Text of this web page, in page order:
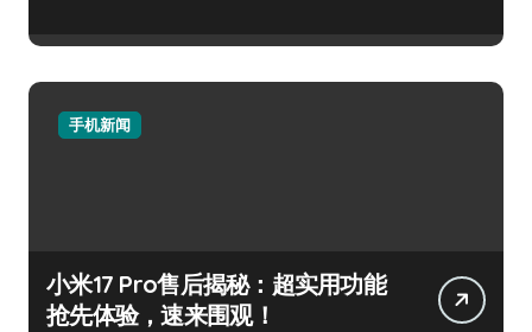
手机新闻
小米17 Pro售后揭秘：超实用功能
抢先体验，速来围观！